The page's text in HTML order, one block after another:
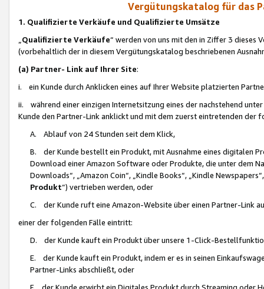
Vergütungskatalog für das
1. Qualifizierte Verkäufe und Qualifizierte Umsätze
Qualifizierte Verkäufe“ werden von uns mit den in Ziffer 3
(vorbehaltlich der in diesem Vergütungskatalog beschriebenen
(a) Partner- Link auf Ihrer Site:
i. ein Kunde durch Anklicken eines auf Ihrer Website platzierten
ii. während einer einzigen Internetsitzung eines der nachstehend
Kunde den Partner-Link anklickt und mit dem zuerst eintretenden der
A. Ablauf von 24 Stunden seit dem Klick,
B. der Kunde bestellt ein Produkt, mit Ausnahme eines digitalen
Download einer Amazon Software oder Produkte, die unter dem
Downloads“, „Amazon Coin“, „Kindle Books“, „Kindle
Produkt“) vertrieben werden, oder
C. der Kunde ruft eine Amazon-Website über einen Partner-Link
einer der folgenden Fälle eintritt:
D. der Kunde kauft ein Produkt über unsere 1-Click-
E. der Kunde kauft ein Produkt, indem er es in seinen
Partner-Links abschließt, oder
F. der Kunde erwirbt ein Digitales Produkt durch Streaming oder